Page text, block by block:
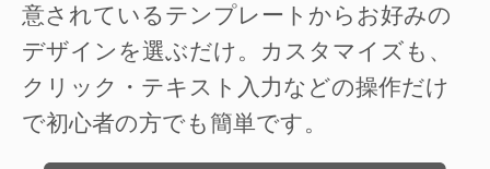
意されているテンプレートからお好みの
デザインを選ぶだけ。カスタマイズも、
クリック・テキスト入力などの操作だけ
で初心者の方でも簡単です。